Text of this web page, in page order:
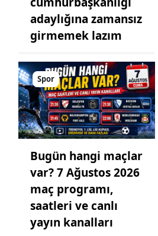
adaylığına zamansız
girmemek lazım
Spor
Bugün hangi maçlar
var? 7 Ağustos 2026
maç programı,
saatleri ve canlı
yayın kanalları